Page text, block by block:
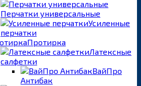
Перчатки универсальные
Усиленные
перчатки
Протирка
Латексные
салфетки
ВайПро
Антибак